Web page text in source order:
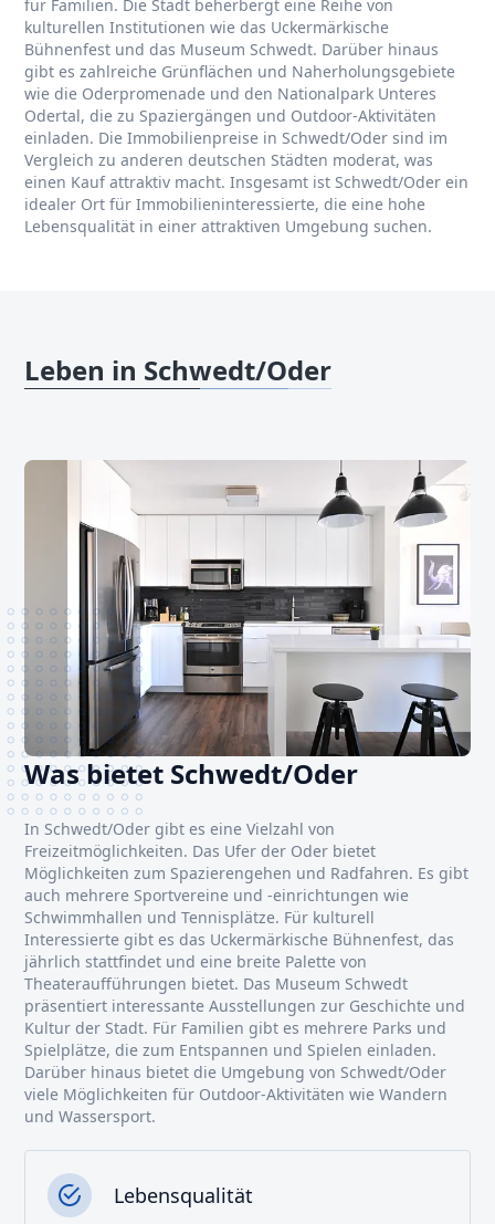
für Familien. Die Stadt beherbergt eine Reihe von
kulturellen Institutionen wie das Uckermärkische
Bühnenfest und das Museum Schwedt. Darüber hinaus
gibt es zahlreiche Grünflächen und Naherholungsgebiete
wie die Oderpromenade und den Nationalpark Unteres
Odertal, die zu Spaziergängen und Outdoor-Aktivitäten
einladen. Die Immobilienpreise in Schwedt/Oder sind im
Vergleich zu anderen deutschen Städten moderat, was
einen Kauf attraktiv macht. Insgesamt ist Schwedt/Oder ein
idealer Ort für Immobilieninteressierte, die eine hohe
Lebensqualität in einer attraktiven Umgebung suchen.
Leben in Schwedt/Oder
Was bietet Schwedt/Oder
In Schwedt/Oder gibt es eine Vielzahl von
Freizeitmöglichkeiten. Das Ufer der Oder bietet
Möglichkeiten zum Spazierengehen und Radfahren. Es gibt
auch mehrere Sportvereine und -einrichtungen wie
Schwimmhallen und Tennisplätze. Für kulturell
Interessierte gibt es das Uckermärkische Bühnenfest, das
jährlich stattfindet und eine breite Palette von
Theateraufführungen bietet. Das Museum Schwedt
präsentiert interessante Ausstellungen zur Geschichte und
Kultur der Stadt. Für Familien gibt es mehrere Parks und
Spielplätze, die zum Entspannen und Spielen einladen.
Darüber hinaus bietet die Umgebung von Schwedt/Oder
viele Möglichkeiten für Outdoor-Aktivitäten wie Wandern
und Wassersport.
Lebensqualität